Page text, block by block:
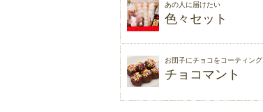
あの人に届けたい
色々セット
お団子にチョコをコーティング
チョコマント